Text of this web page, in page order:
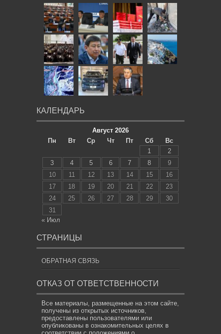
КАЛЕНДАРЬ
Август 2026
Пн
Вт Ср Чт Пт Сб
Вс
1
2
3
4 5 6 7 8
9
10
11 12 13 14 15
16
17
18 19 20 21 22
23
24
25 26 27 28 29
30
31
« Июл
СТРАНИЦЫ
ОБРАТНАЯ СВЯЗЬ
ОТКАЗ ОТ ОТВЕТСТВЕННОСТИ
Все материалы, размещенные на этом сайте,
получены из открытых источников,
предоставлены пользователями или
опубликованы в ознакомительных целях в
соответствии с положениями о